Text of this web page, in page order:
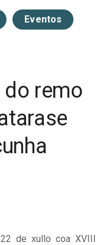
Eventos
do remo
de xullo coa XVIII